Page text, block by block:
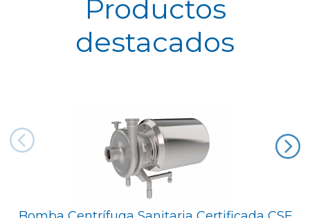
Productos
destacados